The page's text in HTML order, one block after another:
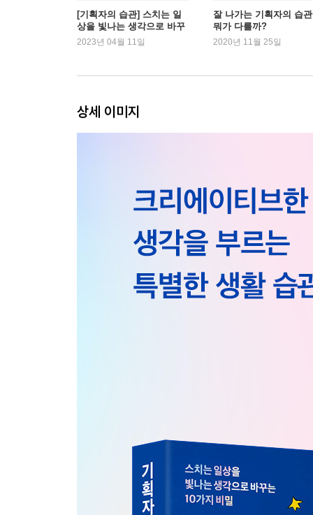
6 話, 대화의 격률
대화의 숨은 뜻 | 기획자의 대화술 : 자비의 원리
기억은 기획의 바탕이 된다 : 에빙하우스 망각곡선
글쓰기의 영도(0°) | 글은 일단 쓰고 본다 : SNS 글
8 생각의 두 관점
크리에이터 vs 전략가 : 코기토에서 코기타무스로
“최고의 컨셉을 만드는 비법은 무엇인가요?” |
코카콜라와 평창 동계올림픽 : 광고 상상법
[기획자의 습관] 스치는 일
상을 빛나는 생각으로 바꾸
는 10가지 비밀
2023년 04월 11일
잘 나가는 기획자의 습
뭐가 다를까?
2020년 11월 25일
상세 이미지